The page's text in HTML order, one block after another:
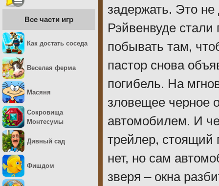
задержать. Это не
Рэйвенвуде
побывать там,
пастор снова
погибель. На
зловещее черное
автомобилем. И
трейлер, стоящий
нет, но сам
зверя – окна
Все части игр
Как достать соседа
Веселая ферма
Масяня
Сокровища
Монтесумы
Дивный сад
Фишдом